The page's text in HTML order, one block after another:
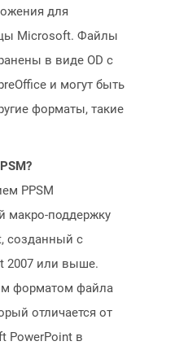
для
Microsoft. Файлы
в виде OD с
и могут быть
форматы, такие
PPSM
макро-поддержку
созданный с
2007 или выше.
форматом файла
отличается от
PowerPoint в